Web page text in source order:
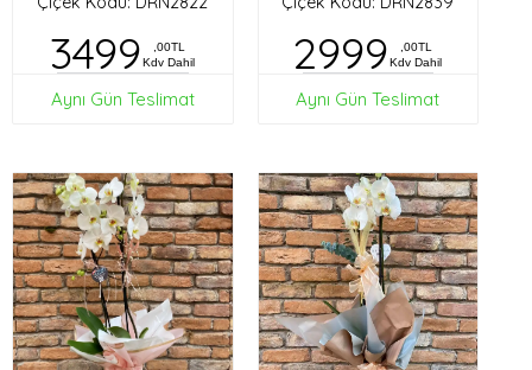
3499
,00TL
Kdv Dahil
Aynı Gün Teslimat
2999
,00TL
Kdv Dahil
Aynı Gün Teslimat